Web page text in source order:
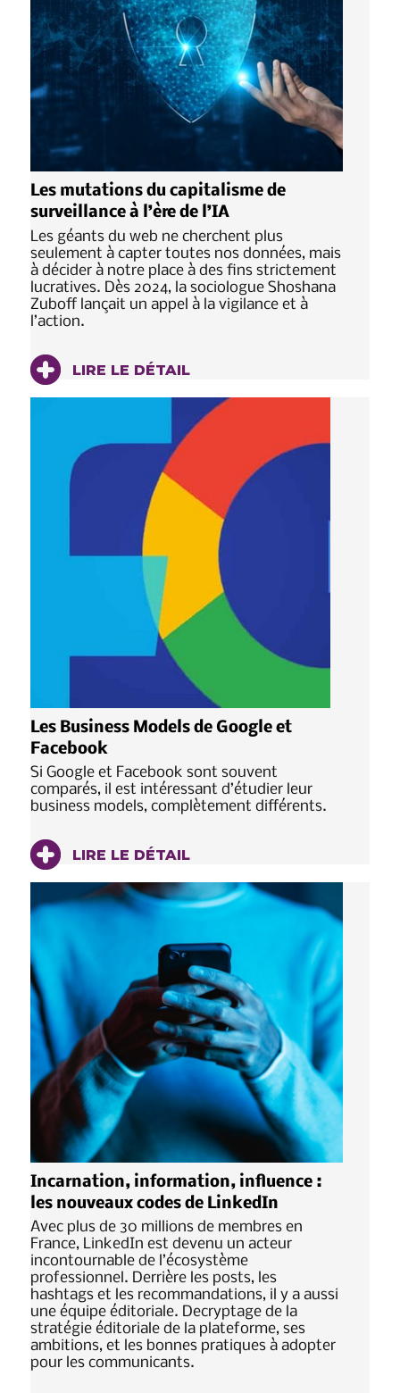
Les mutations du capitalisme de
surveillance à l’ère de l’IA
Les géants du web ne cherchent plus
seulement à capter toutes nos données, mais
à décider à notre place à des fins strictement
lucratives. Dès 2024, la sociologue Shoshana
Zuboff lançait un appel à la vigilance et à
l’action.
LIRE LE DÉTAIL
Les Business Models de Google et
Facebook
Si Google et Facebook sont souvent
comparés, il est intéressant d’étudier leur
business models, complètement différents.
LIRE LE DÉTAIL
Incarnation, information, influence :
les nouveaux codes de LinkedIn
Avec plus de 30 millions de membres en
France, LinkedIn est devenu un acteur
incontournable de l’écosystème
professionnel. Derrière les posts, les
hashtags et les recommandations, il y a aussi
une équipe éditoriale. Decryptage de la
stratégie éditoriale de la plateforme, ses
ambitions, et les bonnes pratiques à adopter
pour les communicants.